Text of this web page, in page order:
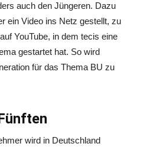
auch den Jüngeren. Dazu
ein Video ins Netz gestellt, zu
YouTube, in dem tecis eine
gestartet hat. So wird
für das Thema BU zu
wird in Deutschland